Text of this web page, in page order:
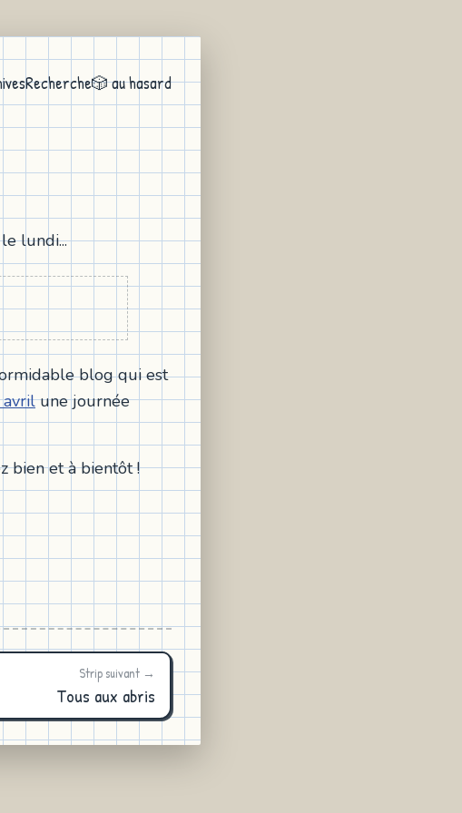
Recherche🎲 au hasard
lundi...
blog qui est
une journée
bien et à bientôt !
Strip suivant →
Tous aux abris